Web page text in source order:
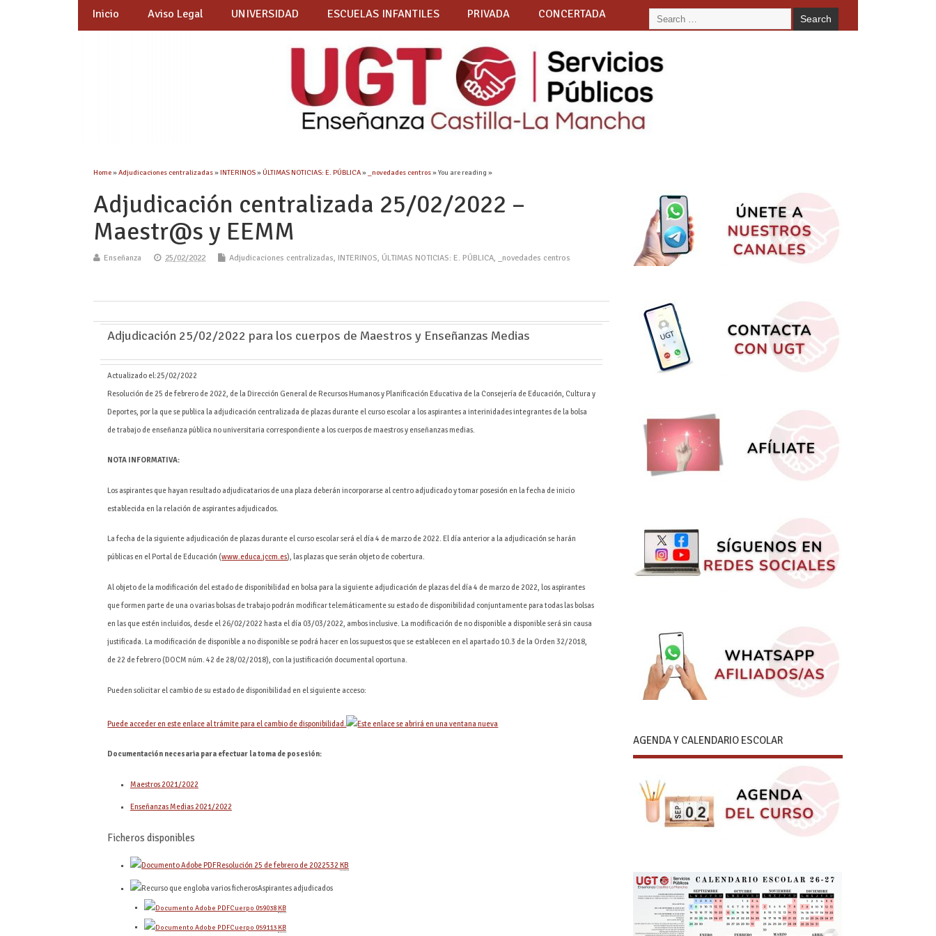
Inicio Aviso Legal UNIVERSIDAD ESCUELAS INFANTILES PRIVADA CONCERTADA
Home»Adjudicaciones centralizadas»INTERINOS»ÚLTIMAS NOTICIAS: E. PÚBLICA» _novedades centros» You are reading »
Adjudicación centralizada 25/02/2022 –
Maestr@s y EEMM
Enseñanza 25/02/2022 Adjudicaciones centralizadas, INTERINOS, ÚLTIMAS NOTICIAS: E. PÚBLICA, _novedades centros
Adjudicación 25/02/2022 para los cuerpos de Maestros y Enseñanzas Medias
Actualizado el:25/02/2022
Resolución de 25 de febrero de 2022, de la Dirección General de Recursos Humanos y Planificación Educativa de la Consejería de Educación, Cultura y
Deportes, por la que se publica la adjudicación centralizada de plazas durante el curso escolar a los aspirantes a interinidades integrantes de la bolsa
de trabajo de enseñanza pública no universitaria correspondiente a los cuerpos de maestros y enseñanzas medias.
NOTA INFORMATIVA:
Los aspirantes que hayan resultado adjudicatarios de una plaza deberán incorporarse al centro adjudicado y tomar posesión en la fecha de inicio
establecida en la relación de aspirantes adjudicados.
La fecha de la siguiente adjudicación de plazas durante el curso escolar será el día 4 de marzo de 2022. El día anterior a la adjudicación se harán
públicas en el Portal de Educación (www.educa.jccm.es), las plazas que serán objeto de cobertura.
Al objeto de la modificación del estado de disponibilidad en bolsa para la siguiente adjudicación de plazas del día 4 de marzo de 2022, los aspirantes
que formen parte de una o varias bolsas de trabajo podrán modificar telemáticamente su estado de disponibilidad conjuntamente para todas las bolsas
en las que estén incluidos, desde el 26/02/2022 hasta el día 03/03/2022, ambos inclusive. La modificación de no disponible a disponible será sin causa
justificada. La modificación de disponible a no disponible se podrá hacer en los supuestos que se establecen en el apartado 10.3 de la Orden 32/2018,
de 22 de febrero (DOCM núm. 42 de 28/02/2018), con la justificación documental oportuna.
Pueden solicitar el cambio de su estado de disponibilidad en el siguiente acceso:
Puede acceder en este enlace al trámite para el cambio de disponibilidad.
Documentación necesaria para efectuar la toma de posesión:
Maestros 2021/2022
Enseñanzas Medias 2021/2022
Ficheros disponibles
Resolución 25 de febrero de 2022532 KB
Aspirantes adjudicados
Cuerpo 059038 KB
Cuerpo 059113 KB
AGENDA Y CALENDARIO ESCOLAR